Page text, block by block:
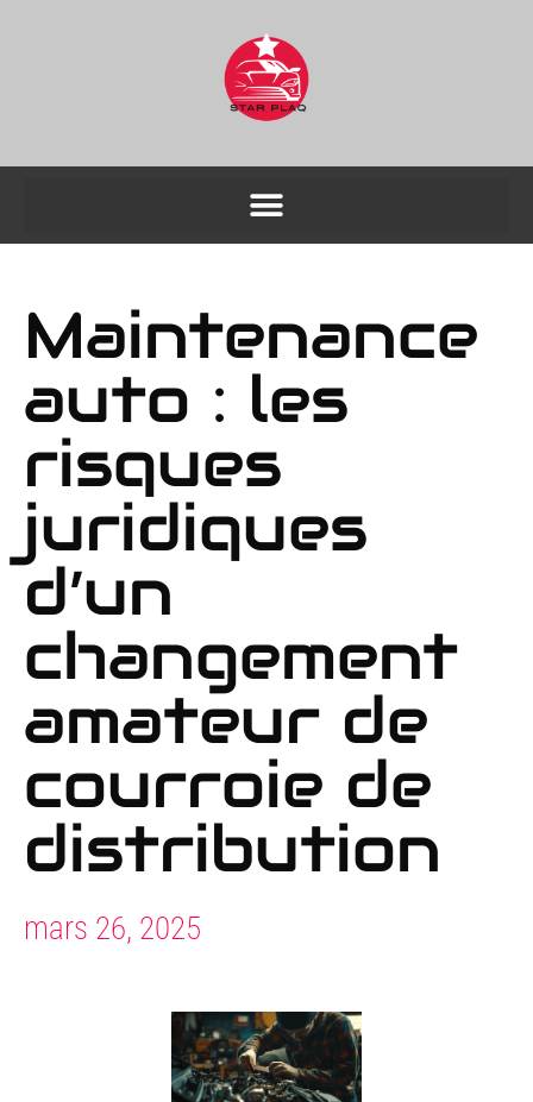
Maintenance
auto : les
risques
juridiques
d’un
changement
amateur de
courroie de
distribution
mars 26, 2025